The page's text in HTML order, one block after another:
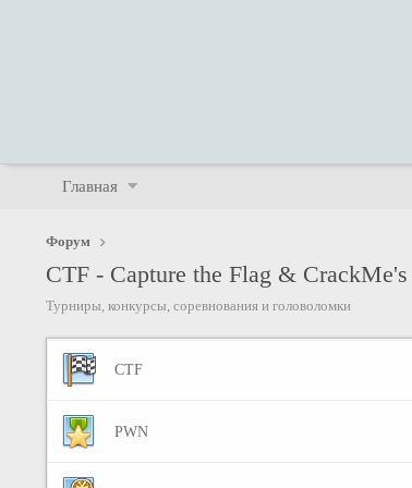
Главная
Форум
CTF - Capture the Flag &
Турниры, конкурсы, соревнования и головоломки
CTF
PWN